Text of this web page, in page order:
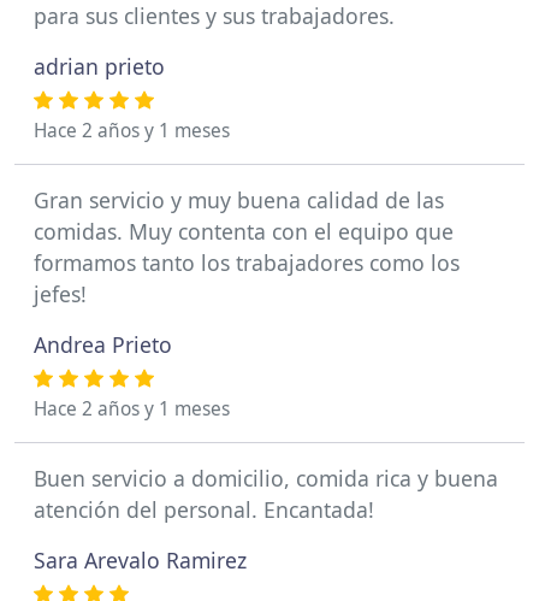
para sus clientes y sus trabajadores.
adrian prieto
Hace 2 años y 1 meses
Gran servicio y muy buena calidad de las
comidas. Muy contenta con el equipo que
formamos tanto los trabajadores como los
jefes!
Andrea Prieto
Hace 2 años y 1 meses
Buen servicio a domicilio, comida rica y buena
atención del personal. Encantada!
Sara Arevalo Ramirez